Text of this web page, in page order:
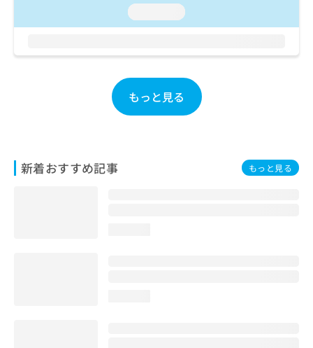
もっと見る
新着おすすめ記事 もっと見る